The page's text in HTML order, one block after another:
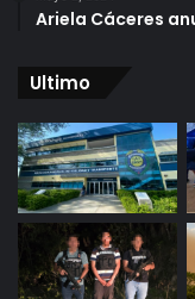
Ariela Cáceres
Ultimo